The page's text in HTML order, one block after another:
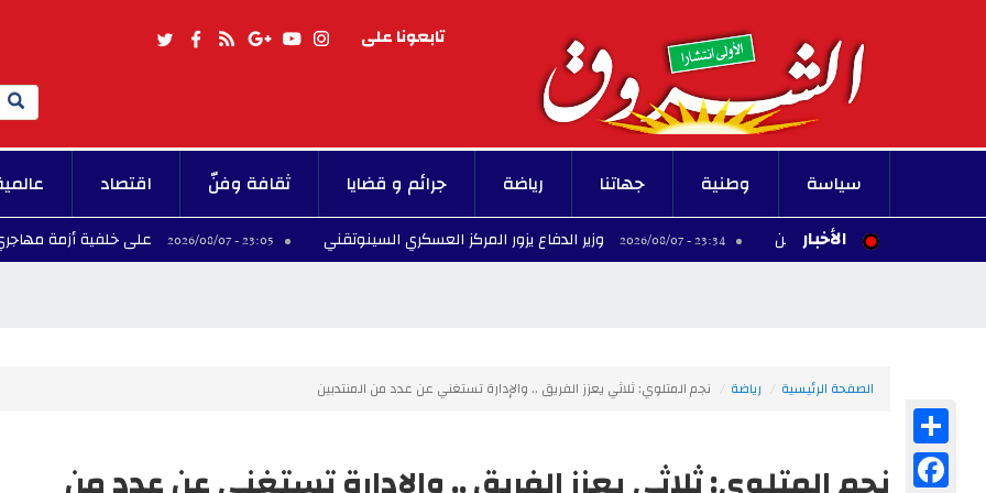
تابعونا على
Search
سياسة وطنية جهاتنا رياضة جرائم و قضايا ثقافة وفنّ اقتصاد
الأخبار 23:34 - 2026/08/07 وزير الدفاع يزور المركز العسكري السينوتقني 23:05 - 2026/08/07 على خلفية أزمة مهاجري سبتة..
الصفحة الرئيسية رياضة نجم المتلوي: ثلاثي يعزز الفريق .. والإدارة تستغني عن عدد من المنتدبين
Facebook